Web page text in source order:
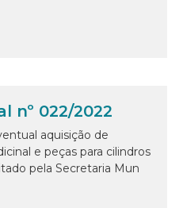
nº 022/2022
aquisição de
e peças para cilindros
pela Secretaria Mun